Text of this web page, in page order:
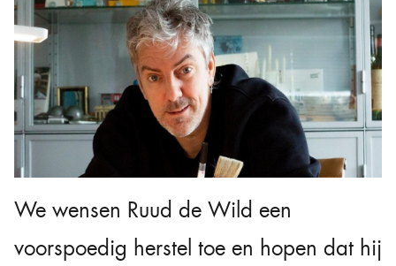
We wensen Ruud de Wild een
voorspoedig herstel toe en hopen dat hij